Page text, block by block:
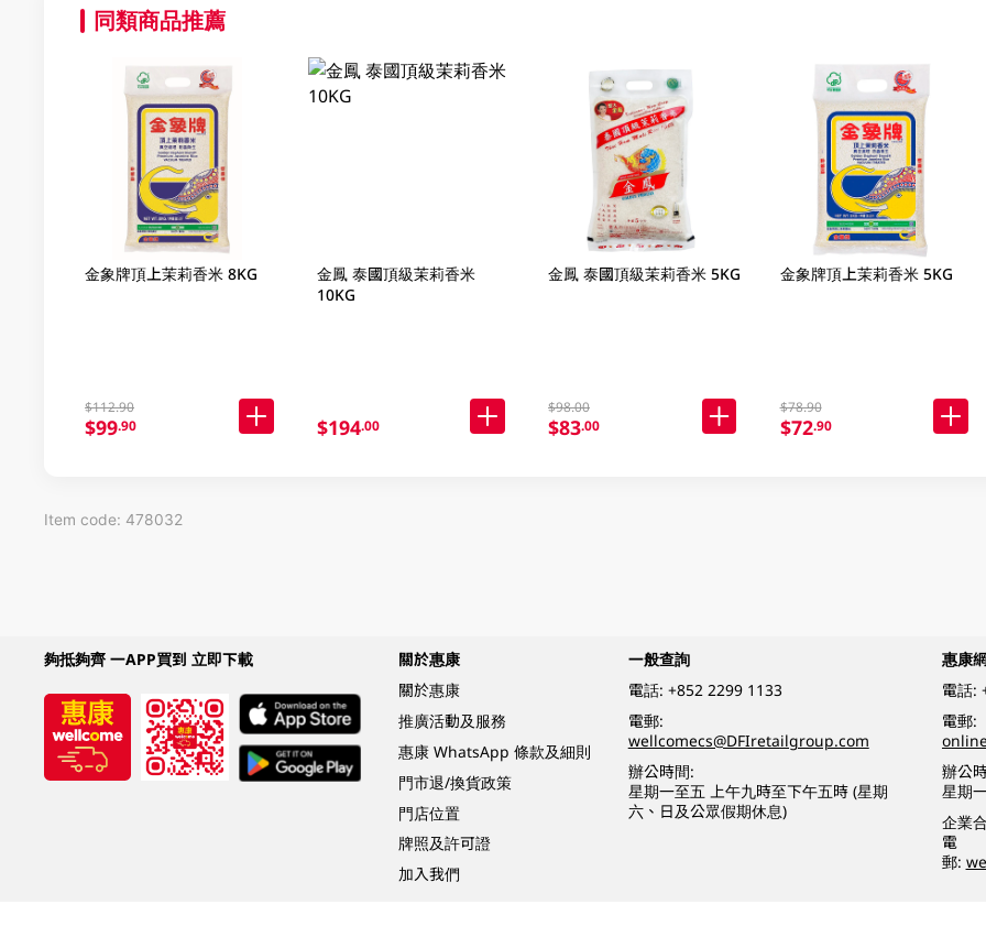
同類商品推薦
金象牌頂上茉莉香米 8KG
$112.90
$99.90
金鳳 泰國頂級茉莉香米
10KG
$194.00
金鳳 泰國頂級茉莉香米 5KG
$98.00
$83.00
金象牌頂上茉莉香米 5KG
$78.90
$72.90
Item code: 478032
夠抵夠齊 一APP買到 立即下載
關於惠康
關於惠康
推廣活動及服務
惠康 WhatsApp 條款及細則
門市退/換貨政策
門店位置
牌照及許可證
加入我們
一般查詢
電話: +852 2299 1133
電郵:
wellcomecs@DFIretailgroup.com
辦公時間:
星期一至五 上午九時至下午五時 (星期
六、日及公眾假期休息)
惠康
電話:
電郵:
辦公
星期
企業
電
郵: